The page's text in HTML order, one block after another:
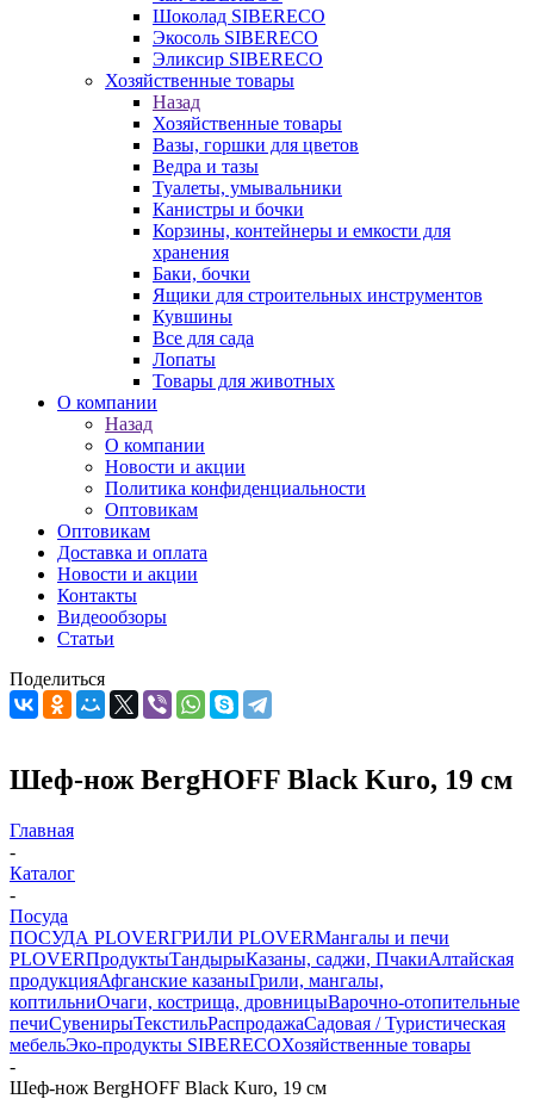
Шоколад SIBERECO
Экосоль SIBERECO
Эликсир SIBERECO
Хозяйственные товары
Назад
Хозяйственные товары
Вазы, горшки для цветов
Ведра и тазы
Туалеты, умывальники
Канистры и бочки
Корзины, контейнеры и емкости для
хранения
Баки, бочки
Ящики для строительных инструментов
Кувшины
Все для сада
Лопаты
Товары для животных
О компании
Назад
О компании
Новости и акции
Политика конфиденциальности
Оптовикам
Оптовикам
Доставка и оплата
Новости и акции
Контакты
Видеообзоры
Статьи
Поделиться
Шеф-нож BergHOFF Black Kuro, 19 см
Главная
-
Каталог
-
Посуда
ПОСУДА PLOVERГРИЛИ PLOVERМангалы и печи
PLOVERПродуктыТандырыКазаны, саджи, ПчакиАлтайская
продукцияАфганские казаныГрили, мангалы,
коптильниОчаги, кострища, дровницыВарочно-отопительные
печиСувенирыТекстильРаспродажаСадовая / Туристическая
мебельЭко-продукты SIBERECOХозяйственные товары
-
Шеф-нож BergHOFF Black Kuro, 19 см